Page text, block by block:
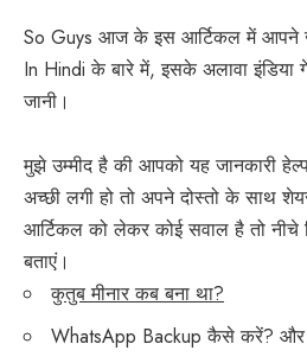
So Guys आज के इस आर्टिकल में आपने
In Hindi के बारे में, इसके अलावा इंडिया
जानी।
मुझे उम्मीद है की आपको यह जानकारी
अच्छी लगी हो तो अपने दोस्तो के साथ
आर्टिकल को लेकर कोई सवाल है तो
बताएं।
कुतुब मीनार कब बना था?
WhatsApp Backup कैसे करें? और